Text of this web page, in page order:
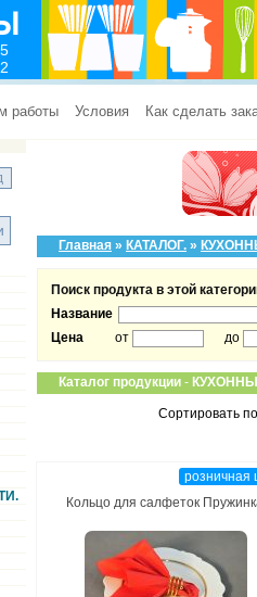
работы Условия Как сделать
Главная » КАТАЛОГ. »
Поиск продукта в этой
Название
Цена
от до
Каталог продукции -
Сортировать
розничная
Кольцо для салфеток